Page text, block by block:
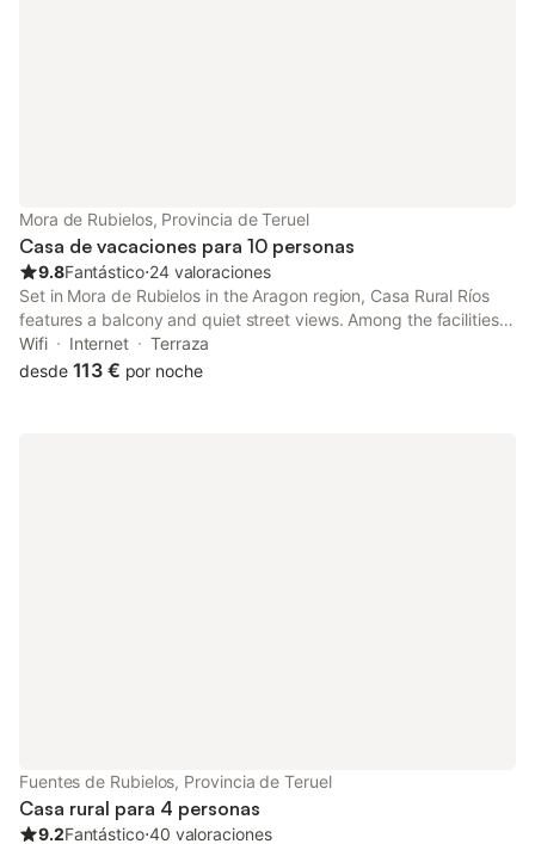
Mora de Rubielos, Provincia de Teruel
Casa de vacaciones para 10 personas
9.8Fantástico⋅24 valoraciones
Set in Mora de Rubielos in the Aragon region, Casa Rural Ríos
features a balcony and quiet street views. Among the facilities
at this property are a tour desk and a shared lounge, along with
free WiFi throughout the property.
Wifi Internet
Terraza
desde 113 € por noche
Fuentes de Rubielos, Provincia de Teruel
Casa rural para 4 personas
9.2Fantástico⋅40 valoraciones